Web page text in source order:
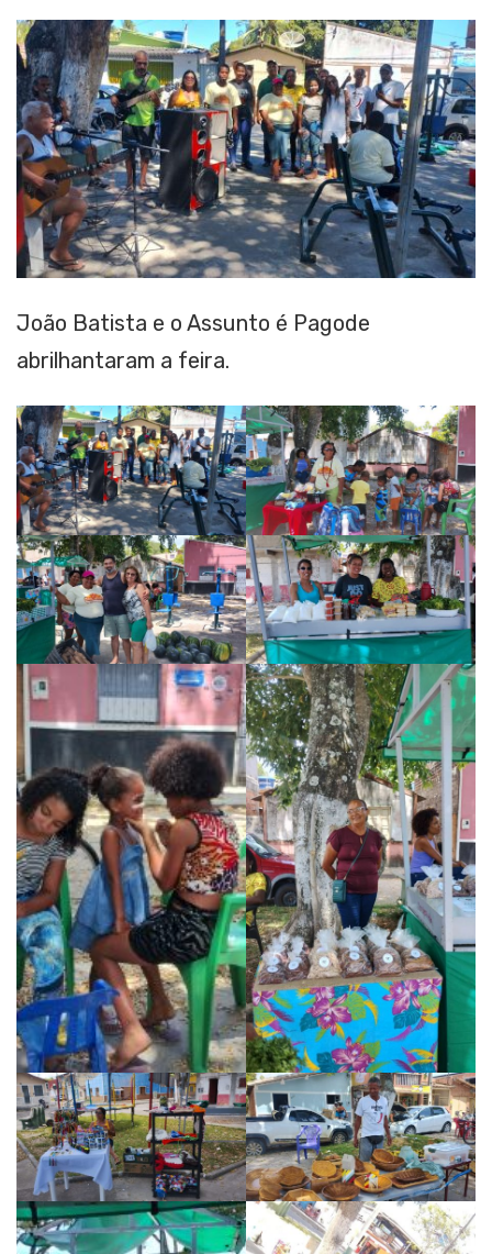
João Batista e o Assunto é Pagode
abrilhantaram a feira.